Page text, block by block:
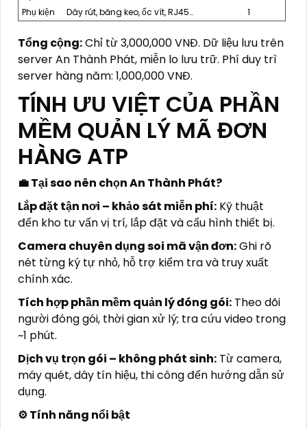
Phụ kiện
Dây rút, băng keo, ốc vít, RJ45… 1
Tổng cộng:Chỉ từ 3,000,000 VNĐ. Dữ liệu lưu trên
server An Thành Phát, miễn lo lưu trữ. Phí duy trì
server hàng năm: 1,000,000 VNĐ.
TÍNH ƯU VIỆT CỦA PHẦN
MỀM QUẢN LÝ MÃ ĐƠN
HÀNG ATP
💼 Tại sao nên chọn An Thành Phát?
Lắp đặt tận nơi – khảo sát miễn phí: Kỹ thuật
đến kho tư vấn vị trí, lắp đặt và cấu hình thiết bị.
Camera chuyên dụng soi mã vận đơn:Ghi rõ
nét từng ký tự nhỏ, hỗ trợ kiểm tra và truy xuất
chính xác.
Tích hợp phần mềm quản lý đóng gói: Theo dõi
người đóng gói, thời gian xử lý; tra cứu video trong
~1 phút.
Dịch vụ trọn gói – không phát sinh: Từ camera,
máy quét, dây tín hiệu, thi công đến hướng dẫn sử
dụng.
⚙️ Tính năng nổi bật